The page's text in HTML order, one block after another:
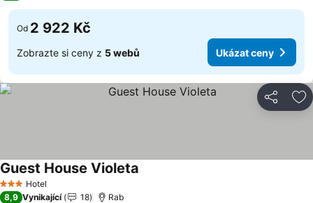
Od 2 922 Kč
Zobrazte si ceny z 5 webů Ukázat ceny
Sdílet
3 Počet hvězdiček
Hotel
Guest House Violeta
8,9 Vynikající 18 Rab